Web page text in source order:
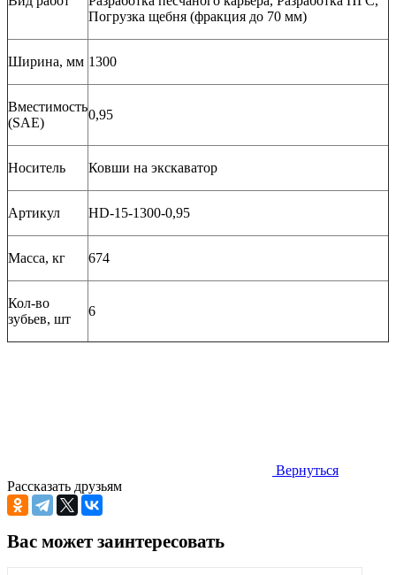
Погрузка щебня (фракция до 70 мм)
Ширина, мм 1300
Вместимость
(SAE)
0,95
Носитель Ковши на экскаватор
Артикул HD-15-1300-0,95
Масса, кг 674
Кол-во
зубьев, шт
6
Вернуться
Рассказать друзьям
Вас может заинтересовать